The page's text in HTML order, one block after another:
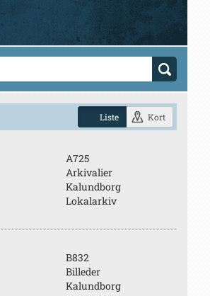
Liste Kort
A725
Arkivalier
Kalundborg
Lokalarkiv
B832
Billeder
Kalundborg